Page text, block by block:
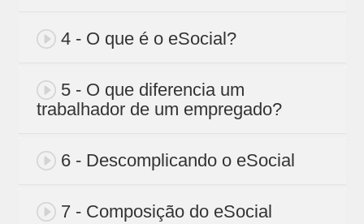
4 - O que é o eSocial?
5 - O que diferencia um
trabalhador de um empregado?
6 - Descomplicando o eSocial
7 - Composição do eSocial